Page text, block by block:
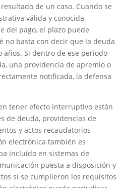
de un caso. Cuando se
válida y conocida
del pago, el plazo puede
no basta con decir que la deuda
años. Si dentro de ese periodo
una providencia de apremio o
notificada, la defensa
tener efecto interruptivo están
de deuda, providencias de
y actos recaudatorios
electrónica también es
incluido en sistemas de
puesta a disposición y
si se cumplieron los requisitos